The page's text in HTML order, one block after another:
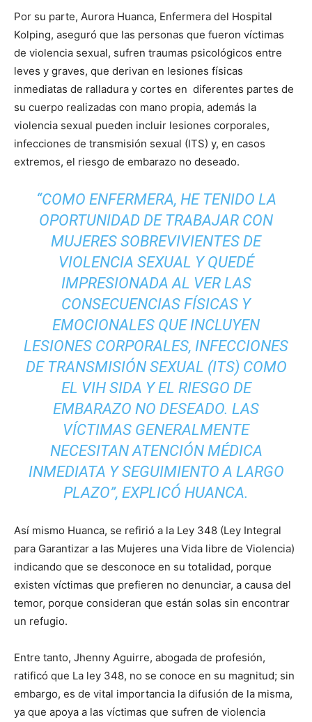
Por su parte, Aurora Huanca, Enfermera del Hospital
Kolping, aseguró que las personas que fueron víctimas
de violencia sexual, sufren traumas psicológicos entre
leves y graves, que derivan en lesiones físicas
inmediatas de ralladura y cortes en diferentes partes de
su cuerpo realizadas con mano propia, además la
violencia sexual pueden incluir lesiones corporales,
infecciones de transmisión sexual (ITS) y, en casos
extremos, el riesgo de embarazo no deseado.
“COMO ENFERMERA, HE TENIDO LA
OPORTUNIDAD DE TRABAJAR CON
MUJERES SOBREVIVIENTES DE
VIOLENCIA SEXUAL Y QUEDÉ
IMPRESIONADA AL VER LAS
CONSECUENCIAS FÍSICAS Y
EMOCIONALES QUE INCLUYEN
LESIONES CORPORALES, INFECCIONES
DE TRANSMISIÓN SEXUAL (ITS) COMO
EL VIH SIDA Y EL RIESGO DE
EMBARAZO NO DESEADO. LAS
VÍCTIMAS GENERALMENTE
NECESITAN ATENCIÓN MÉDICA
INMEDIATA Y SEGUIMIENTO A LARGO
PLAZO”, EXPLICÓ HUANCA.
Así mismo Huanca, se refirió a la Ley 348 (Ley Integral
para Garantizar a las Mujeres una Vida libre de Violencia)
indicando que se desconoce en su totalidad, porque
existen víctimas que prefieren no denunciar, a causa del
temor, porque consideran que están solas sin encontrar
un refugio.
Entre tanto, Jhenny Aguirre, abogada de profesión,
ratificó que La ley 348, no se conoce en su magnitud; sin
embargo, es de vital importancia la difusión de la misma,
ya que apoya a las víctimas que sufren de violencia